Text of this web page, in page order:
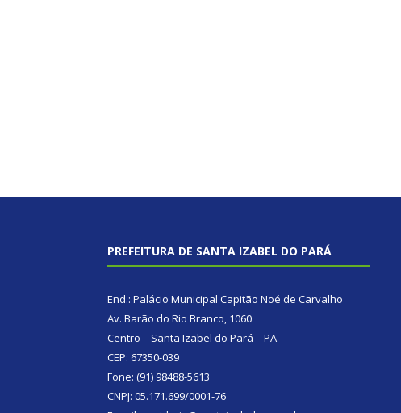
PREFEITURA DE SANTA IZABEL DO PARÁ
End.: Palácio Municipal Capitão Noé de Carvalho
Av. Barão do Rio Branco, 1060
Centro – Santa Izabel do Pará – PA
CEP: 67350-039
Fone: (91) 98488-5613
CNPJ: 05.171.699/0001-76